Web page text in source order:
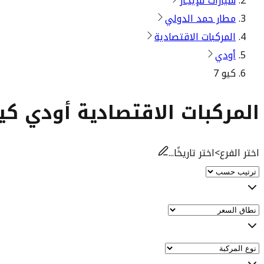
مطار حمد الدولي
المركبات الاقتصادية
أودي
كيو 7
المركبات الاقتصادية أودي كيو 7
اختر الفرع>اختر تاريخًا...